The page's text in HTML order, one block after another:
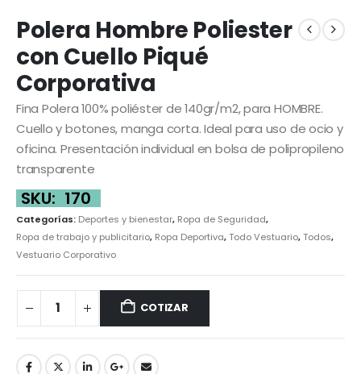
Polera Hombre Poliester
con Cuello Piqué
Corporativa
Fina Polera 100% poliéster de 140gr/m2, para HOMBRE.
Cuello y botones, manga corta. Ideal para uso de ocio y
oficina. Presentación individual en bolsa de polipropileno
transparente
SKU: 170
Categorías: Deportes y bienestar, Ropa de Seguridad,
Ropa de trabajo y publicitario, Ropa Deportiva,Todo Vestuario,Todos,
Vestuario Corporativo
COTIZAR